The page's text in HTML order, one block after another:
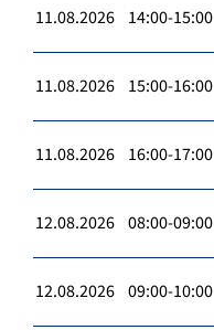
11.08.2026 14:00-15:00
11.08.2026 15:00-16:00
11.08.2026 16:00-17:00
12.08.2026 08:00-09:00
12.08.2026 09:00-10:00